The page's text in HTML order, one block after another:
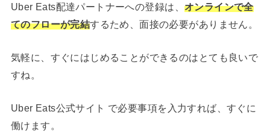
Uber Eats配達パートナーへの登録は、 オンラインで全
てのフローが完結するため、面接の必要がありません。
気軽に、すぐにはじめることができるのはとても良いで
すね。
Uber Eats公式サイト で必要事項を入力すれば、すぐに
働けます。